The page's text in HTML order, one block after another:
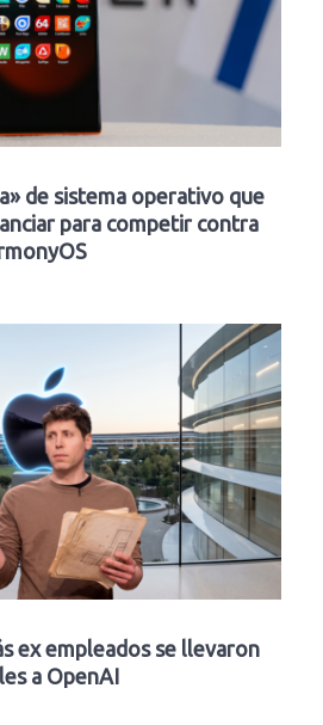
de sistema operativo que
para competir contra
ex empleados se llevaron
a OpenAI